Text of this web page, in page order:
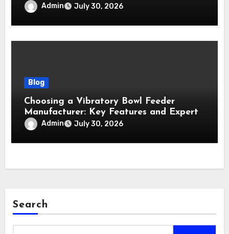
Kemudahan Pengguna
Admin July 30, 2026
Blog
Choosing a Vibratory Bowl Feeder
Manufacturer: Key Features and Expert
TipsAdmin July 30, 2026
Search